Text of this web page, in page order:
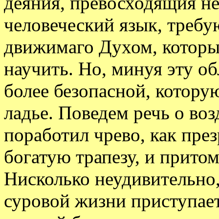
человеческий язык,
движимаго Духом,
научить. Но, минуя эту
более безопасной,
ладье. Поведем речь о
поработил чрево, как
богатую трапезу, и
Нисколько
суровой жизни